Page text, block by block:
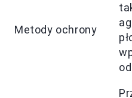
Metody ochrony